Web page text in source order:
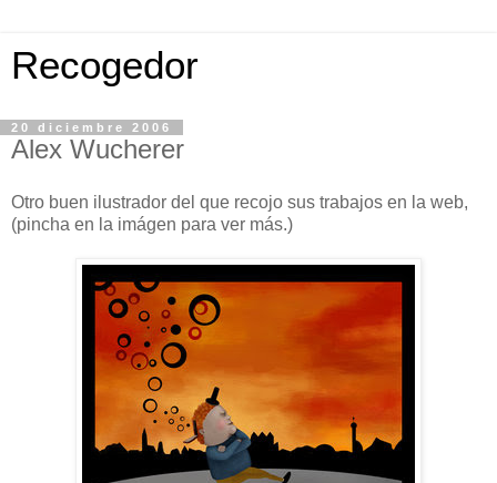
Recogedor
20 diciembre 2006
Alex Wucherer
Otro buen ilustrador del que recojo sus trabajos en la web,
(pincha en la imágen para ver más.)